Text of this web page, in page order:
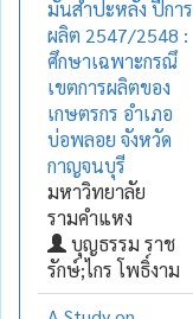
มันสำปะหลัง ปีการ
ผลิต 2547/2548 :
ศึกษาเฉพาะกรณึ
เขตการผลิตของ
เกษตรกร อำเภอ
บ่อพลอย จังหวัด
กาญจนบุรี
มหาวิทยาลัย
รามคำแหง
บุญธรรม ราช
รักษ์;ไกร โพธิ์งาม